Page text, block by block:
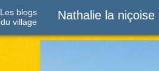
Les blogs
du village
Nathalie la niçoise